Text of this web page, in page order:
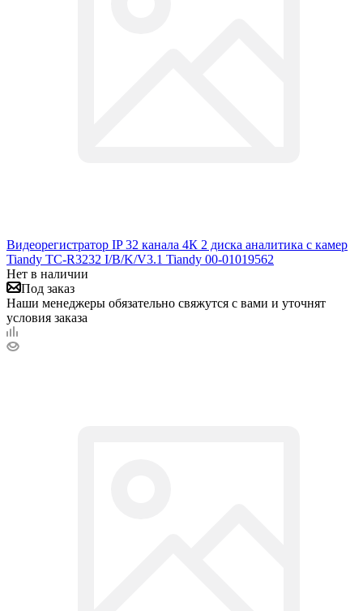
Видеорегистратор IP 32 канала 4К 2 диска аналитика с камер
Tiandy TC-R3232 I/B/K/V3.1 Tiandy 00-01019562
Нет в наличии
Под заказ
Наши менеджеры обязательно свяжутся с вами и уточнят
условия заказа